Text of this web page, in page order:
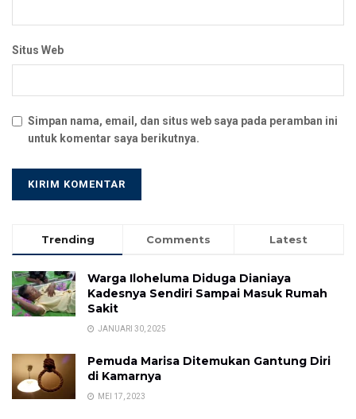
Situs Web
Simpan nama, email, dan situs web saya pada peramban ini
untuk komentar saya berikutnya.
Trending Comments Latest
Warga Iloheluma Diduga Dianiaya
Kadesnya Sendiri Sampai Masuk Rumah
Sakit
JANUARI 30, 2025
Pemuda Marisa Ditemukan Gantung Diri
di Kamarnya
MEI 17, 2023